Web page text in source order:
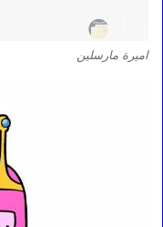
اميرة مارسلين